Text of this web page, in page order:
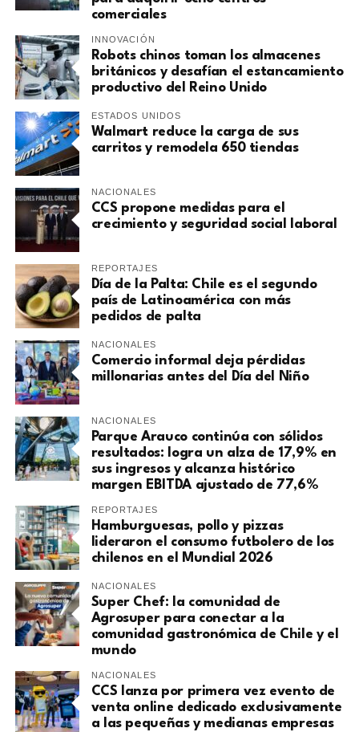
comerciales
INNOVACIÓN
Robots chinos toman los almacenes
británicos y desafían el estancamiento
productivo del Reino Unido
ESTADOS UNIDOS
Walmart reduce la carga de sus
carritos y remodela 650 tiendas
NACIONALES
CCS propone medidas para el
crecimiento y seguridad social laboral
REPORTAJES
Día de la Palta: Chile es el segundo
país de Latinoamérica con más
pedidos de palta
NACIONALES
Comercio informal deja pérdidas
millonarias antes del Día del Niño
NACIONALES
Parque Arauco continúa con sólidos
resultados: logra un alza de 17,9% en
sus ingresos y alcanza histórico
margen EBITDA ajustado de 77,6%
REPORTAJES
Hamburguesas, pollo y pizzas
lideraron el consumo futbolero de los
chilenos en el Mundial 2026
NACIONALES
Super Chef: la comunidad de
Agrosuper para conectar a la
comunidad gastronómica de Chile y el
mundo
NACIONALES
CCS lanza por primera vez evento de
venta online dedicado exclusivamente
a las pequeñas y medianas empresas